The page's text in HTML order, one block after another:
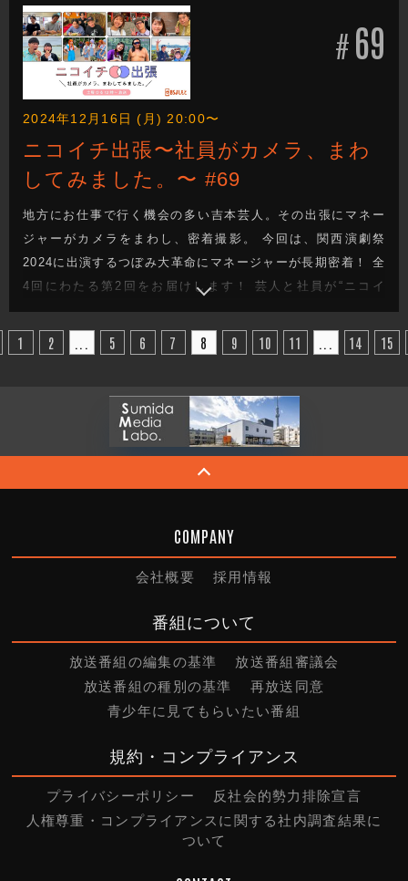
感で織りなされる会話や、芸人のオフの顔、吉本興業社員の
お仕事も垣間見れます。
#69
2024年12月16日 (月) 20:00〜
ニコイチ出張〜社員がカメラ、まわ
してみました。〜 #69
地方にお仕事で行く機会の多い吉本芸人。その出張にマネー
ジャーがカメラをまわし、密着撮影。 今回は、関西演劇祭
2024に出演するつぼみ大革命にマネージャーが長期密着！ 全
4回にわたる第2回をお届けします！ 芸人と社員が“ニコイ
チ”となって成り立っているのが吉本興業のお仕事。その距離
感で織りなされる会話や、芸人のオフの顔、吉本興業社員の
お仕事も垣間見れます。
1 2 5 6 7 8 9 10 11 14 15
COMPANY
会社概要 採用情報
番組について
放送番組の編集の基準
放送番組審議会
放送番組の種別の基準
再放送同意
青少年に見てもらいたい番組
規約・コンプライアンス
プライバシーポリシー
反社会的勢力排除宣言
人権尊重・コンプライアンスに関する社内調査結果に
ついて